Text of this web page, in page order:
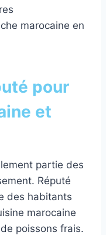
marocaine en
pour
et
partie des
Réputé
des habitants
marocaine
poissons frais.